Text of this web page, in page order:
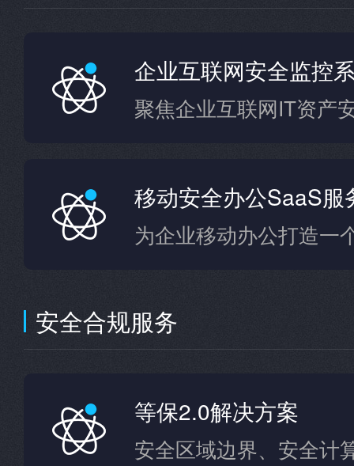
企业互联网安全监控
聚焦企业互联网IT资产
移动安全办公SaaS服
安全合规服务
等保2.0解决方案